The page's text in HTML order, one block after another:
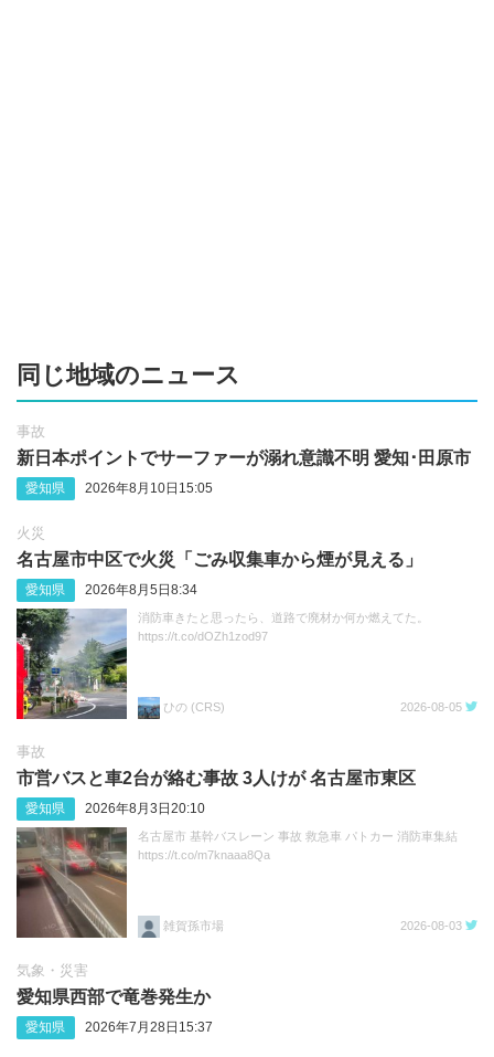
同じ地域のニュース
事故
新日本ポイントでサーファーが溺れ意識不明 愛知‪･‬田原市
愛知県 2026年8月10日15:05
火災
名古屋市中区で火災「ごみ収集車から煙が見える」
愛知県 2026年8月5日8:34
消防車きたと思ったら、道路で廃材か何か燃えてた。
https://t.co/dOZh1zod97
ひの (CRS) 2026-08-05
事故
市営バスと車2台が絡む事故 3人けが 名古屋市東区
愛知県 2026年8月3日20:10
名古屋市 基幹バスレーン 事故 救急車 パトカー 消防車集結
https://t.co/m7knaaa8Qa
雑賀孫市場 2026-08-03
気象・災害
愛知県西部で竜巻発生か
愛知県 2026年7月28日15:37